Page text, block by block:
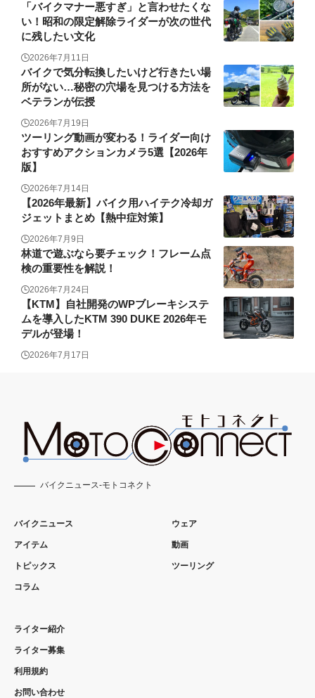
「バイクマナー悪すぎ」と言わせたくな
い！昭和の限定解除ライダーが次の世代
に残したい文化
2026年7月11日
バイクで気分転換したいけど行きたい場
所がない…秘密の穴場を見つける方法を
ベテランが伝授
2026年7月19日
ツーリング動画が変わる！ライダー向け
おすすめアクションカメラ5選【2026年
版】
2026年7月14日
【2026年最新】バイク用ハイテク冷却ガ
ジェットまとめ【熱中症対策】
2026年7月9日
林道で遊ぶなら要チェック！フレーム点
検の重要性を解説！
2026年7月24日
【KTM】自社開発のWPブレーキシステ
ムを導入したKTM 390 DUKE 2026年モ
デルが登場！
2026年7月17日
バイクニュース-モトコネクト
バイクニュース
アイテム
トピックス
コラム
ウェア
動画
ツーリング
ライター紹介
ライター募集
利用規約
お問い合わせ